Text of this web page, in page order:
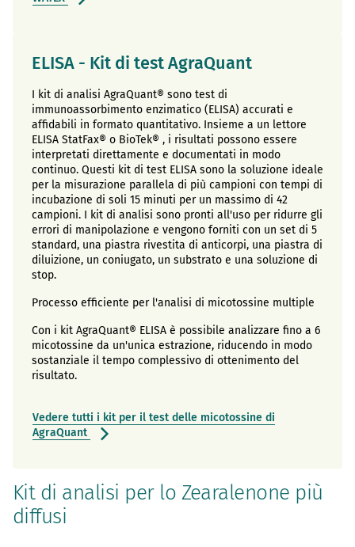
ELISA - Kit di test AgraQuant
I kit di analisi AgraQuant® sono test di
immunoassorbimento enzimatico (ELISA) accurati e
affidabili in formato quantitativo. Insieme a un lettore
ELISA StatFax® o BioTek® , i risultati possono essere
interpretati direttamente e documentati in modo
continuo. Questi kit di test ELISA sono la soluzione ideale
per la misurazione parallela di più campioni con tempi di
incubazione di soli 15 minuti per un massimo di 42
campioni. I kit di analisi sono pronti all'uso per ridurre gli
errori di manipolazione e vengono forniti con un set di 5
standard, una piastra rivestita di anticorpi, una piastra di
diluizione, un coniugato, un substrato e una soluzione di
stop.
Processo efficiente per l'analisi di micotossine multiple
Con i kit AgraQuant® ELISA è possibile analizzare fino a 6
micotossine da un'unica estrazione, riducendo in modo
sostanziale il tempo complessivo di ottenimento del
risultato.
Vedere tutti i kit per il test delle micotossine di
AgraQuant
Kit di analisi per lo Zearalenone più
diffusi